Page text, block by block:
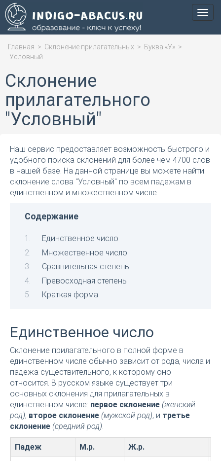
Меню
Главная > Склонение прилагательных > Буква «У» >
Условный
Склонение
прилагательного
"Условный"
Наш сервис предоставляет возможность быстрого и
удобного поиска склонений для более чем 4700 слов
в нашей базе. На данной странице вы можете найти
склонение слова "Условный" по всем падежам в
единственном и множественном числе.
Содержание
Единственное число
Множественное число
Сравнительная степень
Превосходная степень
Краткая форма
Единственное число
Склонение прилагательного в полной форме в
единственном числе обычно зависит от рода, числа и
падежа существительного, к которому оно
относится. В русском языке существует три
основных склонения для прилагательных в
единственном числе: первое склонение (женский
род), второе склонение (мужской род), и третье
склонение (средний род).
Падеж М.р. Ж.р.